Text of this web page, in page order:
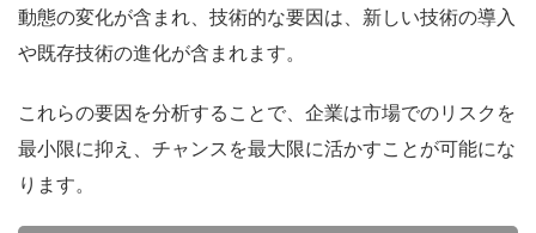
動態の変化が含まれ、技術的な要因は、新しい技術の導入
や既存技術の進化が含まれます。
これらの要因を分析することで、企業は市場でのリスクを
最小限に抑え、チャンスを最大限に活かすことが可能にな
ります。